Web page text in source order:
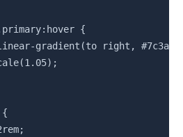
{
gradient(to right,